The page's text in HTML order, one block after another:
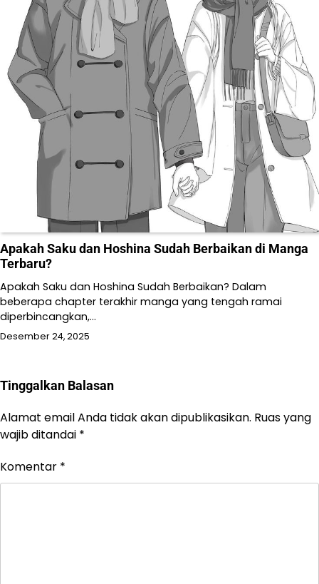
Apakah Saku dan Hoshina Sudah Berbaikan di Manga
Terbaru?
Apakah Saku dan Hoshina Sudah Berbaikan? Dalam
beberapa chapter terakhir manga yang tengah ramai
diperbincangkan,…
Desember 24, 2025
Tinggalkan Balasan
Alamat email Anda tidak akan dipublikasikan. Ruas yang
wajib ditandai *
Komentar *